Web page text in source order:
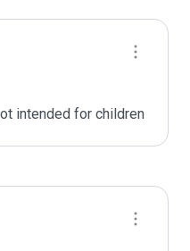
intended for children